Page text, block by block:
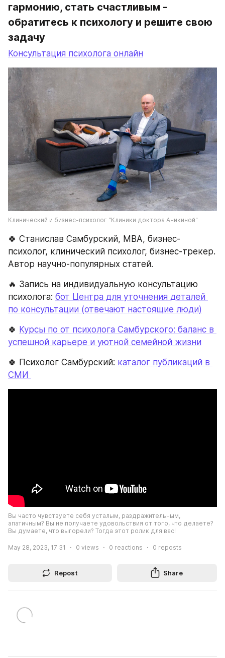
гармонию, стать счастливым -
обратитесь к психологу и решите свою
задачу
Консультация психолога онлайн
Клинический и бизнес-психолог "Клиники доктора Аникиной"
🍀 Станислав Самбурский, МВА, бизнес-
психолог, клинический психолог, бизнес-трекер.
Автор научно-популярных статей.
🔥 Запись на индивидуальную консультацию
психолога: бот Центра для уточнения деталей
по консультации (отвечают настоящие люди)
🍀 Курсы по от психолога Самбурского: баланс в
успешной карьере и уютной семейной жизни
🍀 Психолог Самбурский: каталог публикаций в
СМИ
Вы часто чувствуете себя усталым, раздражительным,
апатичным? Вы не получаете удовольствия от того, что делаете?
Вы думаете, что выгорели? Тогда этот ролик для вас!
May 28, 2023, 17:31 0 views 0 reactions 0 reposts
Repost Share